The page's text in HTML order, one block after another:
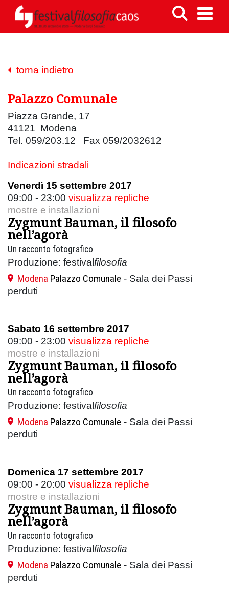
torna indietro
Palazzo Comunale
Piazza Grande, 17
41121 Modena
Tel. 059/203.12 Fax 059/2032612
Indicazioni stradali
Venerdì 15 settembre 2017
09:00 - 23:00 visualizza repliche
mostre e installazioni
Zygmunt Bauman, il filosofo
nell’agorà
Un racconto fotografico
Produzione: festivalfilosofia
Modena Palazzo Comunale - Sala dei Passi
perduti
Sabato 16 settembre 2017
09:00 - 23:00 visualizza repliche
mostre e installazioni
Zygmunt Bauman, il filosofo
nell’agorà
Un racconto fotografico
Produzione: festivalfilosofia
Modena Palazzo Comunale - Sala dei Passi
perduti
Domenica 17 settembre 2017
09:00 - 20:00 visualizza repliche
mostre e installazioni
Zygmunt Bauman, il filosofo
nell’agorà
Un racconto fotografico
Produzione: festivalfilosofia
Modena Palazzo Comunale - Sala dei Passi
perduti